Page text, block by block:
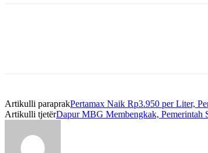
Artikulli paraprakPertamax Naik Rp3.950 per Liter,
Artikulli tjetërDapur MBG Membengkak, Pemerintah